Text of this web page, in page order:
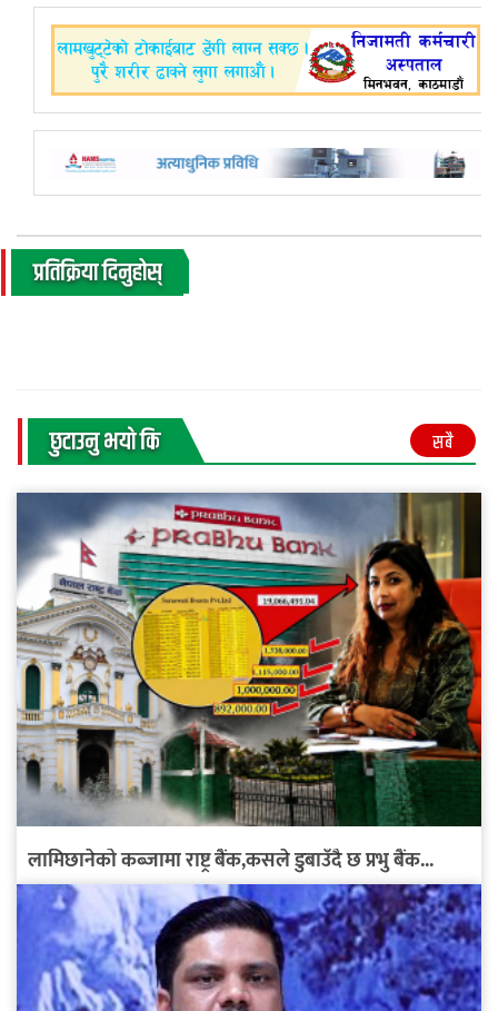
प्रतिक्रिया दिनुहोस्
छुटाउनु भयाे कि सबै
लामिछानेको कब्जामा राष्ट्र बैंक,कसले डुबाउँदै छ प्रभु बैंक...